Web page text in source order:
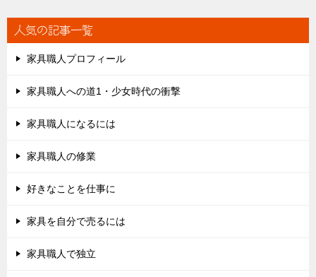
人気の記事一覧
家具職人プロフィール
家具職人への道1・少女時代の衝撃
家具職人になるには
家具職人の修業
好きなことを仕事に
家具を自分で売るには
家具職人で独立